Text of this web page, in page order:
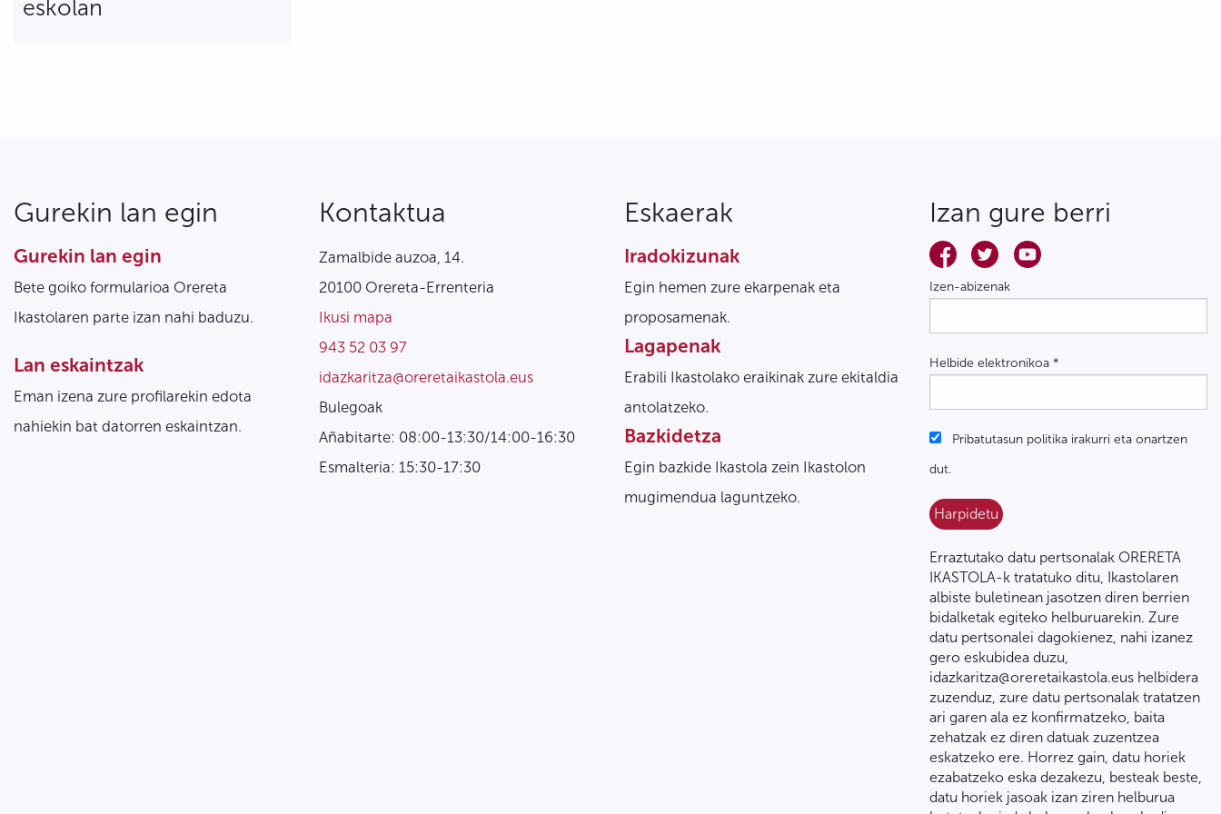
eskolan
Gurekin lan egin
Gurekin lan egin
Bete goiko formularioa Orereta
Ikastolaren parte izan nahi baduzu.
Lan eskaintzak
Eman izena zure profilarekin edota
nahiekin bat datorren eskaintzan.
Kontaktua
Zamalbide auzoa, 14.
20100 Orereta-Errenteria
Ikusi mapa
943 52 03 97
idazkaritza@oreretaikastola.eus
Bulegoak
Añabitarte: 08:00-13:30/14:00-16:30
Esmalteria: 15:30-17:30
Eskaerak
Iradokizunak
Egin hemen zure ekarpenak eta
proposamenak.
Lagapenak
Erabili Ikastolako eraikinak zure ekitaldia
antolatzeko.
Bazkidetza
Egin bazkide Ikastola zein Ikastolon
mugimendua laguntzeko.
Izan gure berri
Izen-abizenak
Helbide elektronikoa *
Pribatutasun politika irakurri eta onartzen
dut.
Erraztutako datu pertsonalak ORERETA
IKASTOLA-k tratatuko ditu, Ikastolaren
albiste buletinean jasotzen diren berrien
bidalketak egiteko helburuarekin. Zure
datu pertsonalei dagokienez, nahi izanez
gero eskubidea duzu,
idazkaritza@oreretaikastola.eus helbidera
zuzenduz, zure datu pertsonalak tratatzen
ari garen ala ez konfirmatzeko, baita
zehatzak ez diren datuak zuzentzea
eskatzeko ere. Horrez gain, datu horiek
ezabatzeko eska dezakezu, besteak beste,
datu horiek jasoak izan ziren helburua